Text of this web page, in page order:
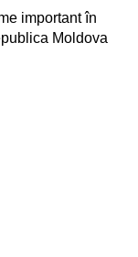
important în
Moldova